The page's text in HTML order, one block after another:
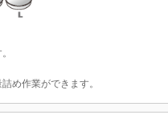
め作業ができます。